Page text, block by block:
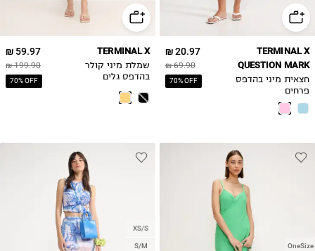
20.97 ₪
69.90 ₪
70% OFF
TERMINAL X
QUESTION MARK
חצאית מיני בהדפס
פרחים
59.97 ₪
199.90 ₪
70% OFF
TERMINAL X
שמלת מיני קולר
בהדפס גלים
OneSize
XS/S
S/M